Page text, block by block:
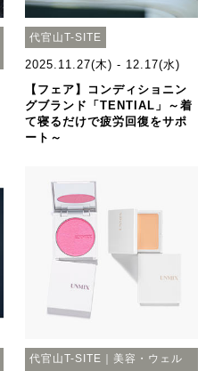
代官山T-SITE
2025.11.27(木) - 12.17(水)
【フェア】コンディショニン
グブランド「TENTIAL」～着
て寝るだけで疲労回復をサポ
ート～
代官山T-SITE｜美容・ウェル